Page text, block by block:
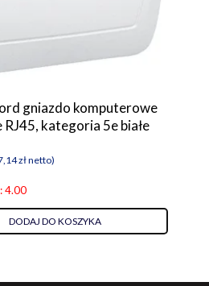
gniazdo komputerowe
kategoria 5e białe
złnetto)
4.00
DODAJ DO KOSZYKA